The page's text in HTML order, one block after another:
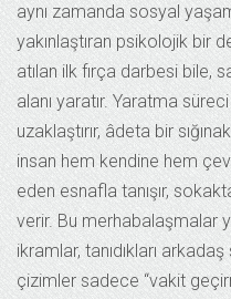
aynı zamanda sosyal
yakınlaştıran psikolojik bir
atılan ilk fırça darbesi bile,
alanı yaratır. Yaratma
uzaklaştırır, âdeta bir
insan hem kendine hem
eden esnafla tanışır,
verir. Bu merhabalaşmalar
ikramlar, tanıdıkları
çizimler sadece “vakit